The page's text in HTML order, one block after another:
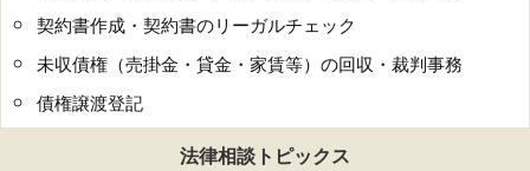
契約書作成・契約書のリーガルチェック
未収債権（売掛金・貸金・家賃等）の回収・裁判事務
債権譲渡登記
法律相談トピックス